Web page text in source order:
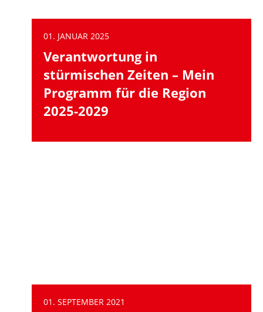
01. JANUAR 2025
Verantwortung in
stürmischen Zeiten – Mein
Programm für die Region
2025-2029
01. SEPTEMBER 2021